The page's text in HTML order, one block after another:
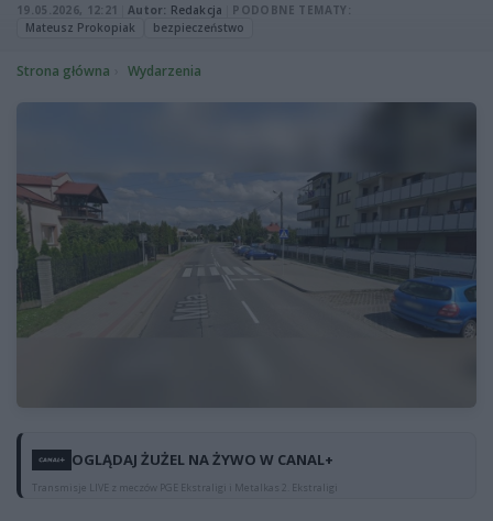
19.05.2026, 12:21 Autor: Redakcja
PODOBNE TEMATY:
Mateusz Prokopiak
bezpieczeństwo
Strona główna Wydarzenia
OGLĄDAJ ŻUŻEL NA ŻYWO W CANAL+
Transmisje LIVE z meczów PGE Ekstraligi i Metalkas 2. Ekstraligi